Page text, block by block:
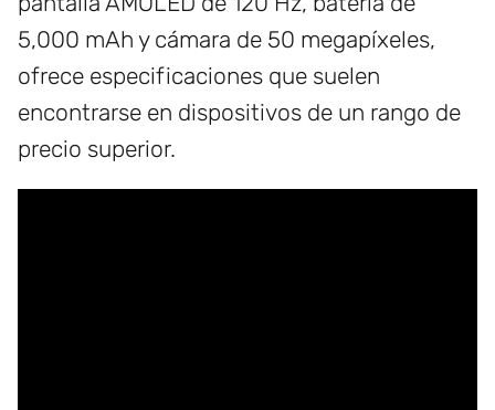
5,000 mAh y cámara de 50 megapíxeles,
ofrece especificaciones que suelen
encontrarse en dispositivos de un rango de
precio superior.